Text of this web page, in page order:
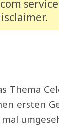
.
Thema
ersten
mal